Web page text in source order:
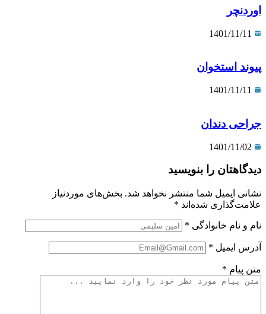
اوردنچر
پیوند استخوان
جراحی دندان
دیدگاهتان را بنویسید
نشانی ایمیل شما منتشر نخواهد شد. بخش‌های موردنیاز
علامت‌گذاری شده‌اند *
نام و نام خانوادگی *
آدرس ایمیل *
متن پیام *